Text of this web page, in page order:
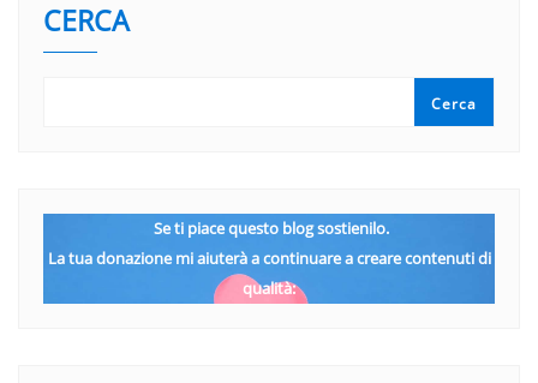
CERCA
Cerca
Se ti piace questo blog sostienilo.
La tua donazione mi aiuterà a continuare a creare contenuti di
qualità: